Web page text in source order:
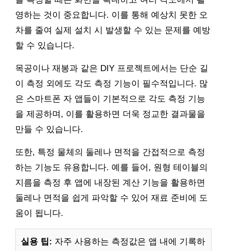
영하는 것이 중요합니다. 이를 통해 예상치 못한 오
차를 줄여 실제 설치 시 발생할 수 있는 문제를 예방
할 수 있습니다.
목공이나 재봉과 같은 DIY 프로젝트에서는 단순 길
이 측정 외에도 각도 측정 기능이 필수적입니다. 많
은 스마트폰 자 앱들이 기본적으로 각도 측정 기능
을 제공하며, 이를 활용하면 더욱 정교한 결과물을
만들 수 있습니다.
또한, 특정 물체의 둘레나 면적을 간접적으로 측정
하는 기능도 유용합니다. 예를 들어, 원형 테이블의
지름을 측정 후 앱에 내장된 계산 기능을 활용하면
둘레나 면적을 쉽게 파악할 수 있어 재료 준비에 도
움이 됩니다.
실용 팁: 자주 사용하는 측정값은 앱 내에 기록하